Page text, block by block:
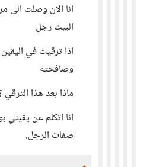
انا الان وصلت الى
البيت رجل
اذا ترقيت في
وصافحته
ماذا بعد هذا الترقي
انا اتكلم عن
صفات الرجل.